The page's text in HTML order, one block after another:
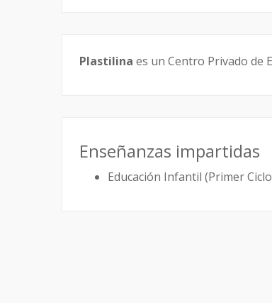
Plastilina es un Centro Privado de
Enseñanzas impartidas
Educación Infantil (Primer